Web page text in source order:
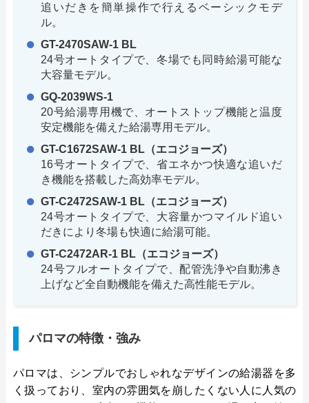
追いだきを簡単操作で行えるベーシックモデ
ル。
GT-2470SAW-1 BL
24号オートタイプで、冬場でも同時給湯可能な
大容量モデル。
GQ-2039WS-1
20号給湯専用機で、オートストップ機能と温度
安定機能を備えた給湯専用モデル。
GT-C1672SAW-1 BL（エコジョーズ）
16号オートタイプで、省エネかつ快適な追いだ
き機能を搭載した高効率モデル。
GT-C2472SAW-1 BL（エコジョーズ）
24号オートタイプで、大容量かつマイルド追い
だきにより冬場も快適に給湯可能。
GT-C2472AR-1 BL（エコジョーズ）
24号フルオートタイプで、配管洗浄や自動沸き
上げなど全自動機能を備えた高性能モデル。
パロマの特徴・強み
パロマは、シンプルでおしゃれなデザインの給湯器を多
く扱っており、室内の雰囲気を崩したくない人に人気の